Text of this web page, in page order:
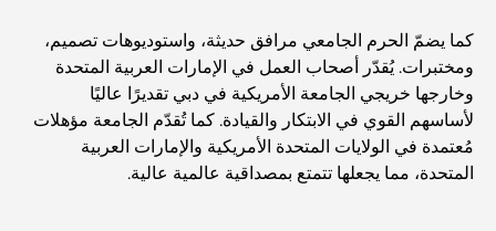
اكتشف جزيرة القمر في دبي: دليلك الأمثل
استكشاف المواقع التاريخية في دبي: رحلة عبر الزمن
كما يضمّ الحرم الجامعي مرافق حديثة، واستوديوهات تصميم،
ومختبرات. يُقدّر أصحاب العمل في الإمارات العربية المتحدة
وخارجها خريجي الجامعة الأمريكية في دبي تقديرًا عاليًا
لأساسهم القوي في الابتكار والقيادة. كما تُقدّم الجامعة مؤهلات
مُعتمدة في الولايات المتحدة الأمريكية والإمارات العربية
المتحدة، مما يجعلها تتمتع بمصداقية عالمية عالية.